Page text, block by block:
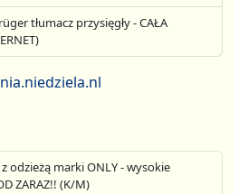
tłumacz przysięgły - CAŁA
odzieżą marki ONLY - wysokie
ZARAZ!! (K/M)